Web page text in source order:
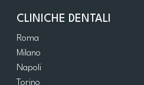
CLINICHE DENTALI
Roma
Milano
Napoli
Torino